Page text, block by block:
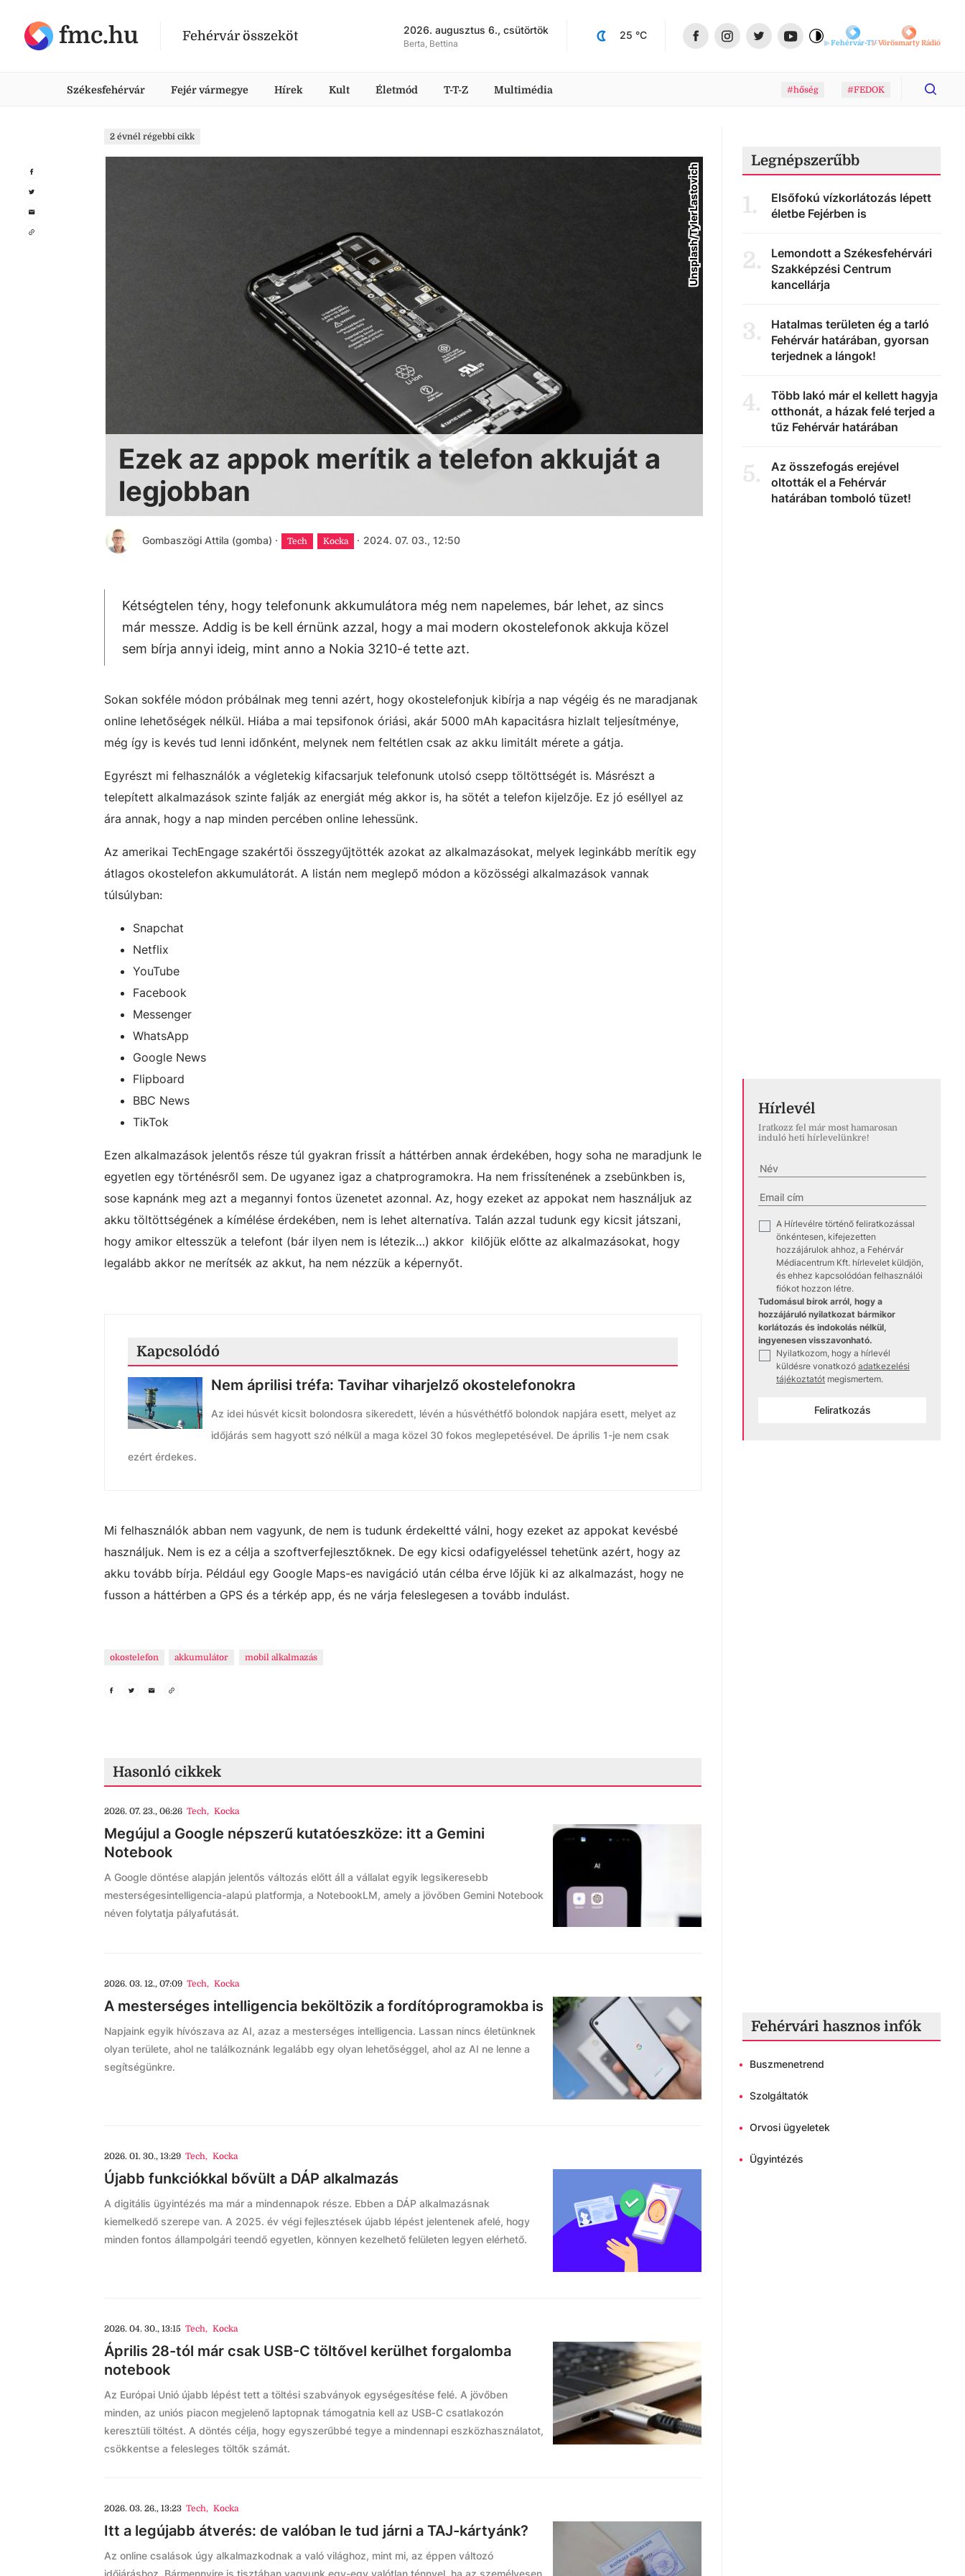
fmc.hu Fehérvár összeköt 2026. augusztus 6., csütörtök
Berta, Bettina
25 °C
Fehérvár-TVVörösmarty Rádió
Székesfehérvár Fejér vármegye Hírek Kult Életmód T-T-Z Multimédia #hőség #FEDOK
2 évnél régebbi cikk
Unsplash/TylerLastovich
Ezek az appok merítik a telefon akkuját a
legjobban
Gombaszögi Attila (gomba) · Tech Kocka · 2024. 07. 03., 12:50
Kétségtelen tény, hogy telefonunk akkumulátora még nem napelemes, bár lehet, az sincs
már messze. Addig is be kell érnünk azzal, hogy a mai modern okostelefonok akkuja közel
sem bírja annyi ideig, mint anno a Nokia 3210-é tette azt.
Sokan sokféle módon próbálnak meg tenni azért, hogy okostelefonjuk kibírja a nap végéig és ne maradjanak
online lehetőségek nélkül. Hiába a mai tepsifonok óriási, akár 5000 mAh kapacitásra hizlalt teljesítménye,
még így is kevés tud lenni időnként, melynek nem feltétlen csak az akku limitált mérete a gátja.
Egyrészt mi felhasználók a végletekig kifacsarjuk telefonunk utolsó csepp töltöttségét is. Másrészt a
telepített alkalmazások szinte falják az energiát még akkor is, ha sötét a telefon kijelzője. Ez jó eséllyel az
ára annak, hogy a nap minden percében online lehessünk.
Az amerikai TechEngage szakértői összegyűjtötték azokat az alkalmazásokat, melyek leginkább merítik egy
átlagos okostelefon akkumulátorát. A listán nem meglepő módon a közösségi alkalmazások vannak
túlsúlyban:
Snapchat
Netflix
YouTube
Facebook
Messenger
WhatsApp
Google News
Flipboard
BBC News
TikTok
Ezen alkalmazások jelentős része túl gyakran frissít a háttérben annak érdekében, hogy soha ne maradjunk le
egyetlen egy történésről sem. De ugyanez igaz a chatprogramokra. Ha nem frissítenének a zsebünkben is,
sose kapnánk meg azt a megannyi fontos üzenetet azonnal. Az, hogy ezeket az appokat nem használjuk az
akku töltöttségének a kímélése érdekében, nem is lehet alternatíva. Talán azzal tudunk egy kicsit játszani,
hogy amikor eltesszük a telefont (bár ilyen nem is létezik…) akkor kilőjük előtte az alkalmazásokat, hogy
legalább akkor ne merítsék az akkut, ha nem nézzük a képernyőt.
Kapcsolódó
Nem áprilisi tréfa: Tavihar viharjelző okostelefonokra
Az idei húsvét kicsit bolondosra sikeredett, lévén a húsvéthétfő bolondok napjára esett, melyet az
időjárás sem hagyott szó nélkül a maga közel 30 fokos meglepetésével. De április 1-je nem csak
ezért érdekes.
Mi felhasználók abban nem vagyunk, de nem is tudunk érdekeltté válni, hogy ezeket az appokat kevésbé
használjuk. Nem is ez a célja a szoftverfejlesztőknek. De egy kicsi odafigyeléssel tehetünk azért, hogy az
akku tovább bírja. Például egy Google Maps-es navigáció után célba érve lőjük ki az alkalmazást, hogy ne
fusson a háttérben a GPS és a térkép app, és ne várja feleslegesen a tovább indulást.
okostelefon akkumulátor mobil alkalmazás
Hasonló cikkek
2026. 07. 23., 06:26 Tech, Kocka
Megújul a Google népszerű kutatóeszköze: itt a Gemini
Notebook
A Google döntése alapján jelentős változás előtt áll a vállalat egyik legsikeresebb
mesterségesintelligencia-alapú platformja, a NotebookLM, amely a jövőben Gemini Notebook
néven folytatja pályafutását.
2026. 03. 12., 07:09 Tech, Kocka
A mesterséges intelligencia beköltözik a fordítóprogramokba is
Napjaink egyik hívószava az AI, azaz a mesterséges intelligencia. Lassan nincs életünknek
olyan területe, ahol ne találkoznánk legalább egy olyan lehetőséggel, ahol az AI ne lenne a
segítségünkre.
2026. 01. 30., 13:29 Tech, Kocka
Újabb funkciókkal bővült a DÁP alkalmazás
A digitális ügyintézés ma már a mindennapok része. Ebben a DÁP alkalmazásnak
kiemelkedő szerepe van. A 2025. év végi fejlesztések újabb lépést jelentenek afelé, hogy
minden fontos állampolgári teendő egyetlen, könnyen kezelhető felületen legyen elérhető.
2026. 04. 30., 13:15 Tech, Kocka
Április 28-tól már csak USB-C töltővel kerülhet forgalomba
notebook
Az Európai Unió újabb lépést tett a töltési szabványok egységesítése felé. A jövőben
minden, az uniós piacon megjelenő laptopnak támogatnia kell az USB‑C csatlakozón
keresztüli töltést. A döntés célja, hogy egyszerűbbé tegye a mindennapi eszközhasználatot,
csökkentse a felesleges töltők számát.
2026. 03. 26., 13:23 Tech, Kocka
Itt a legújabb átverés: de valóban le tud járni a TAJ-kártyánk?
Az online csalások úgy alkalmazkodnak a való világhoz, mint mi, az éppen változó
időjáráshoz. Bármennyire is tisztában vagyunk egy-egy valótlan ténnyel, ha az személyesen
Legnépszerűbb
1.
Elsőfokú vízkorlátozás lépett
életbe Fejérben is
2.
Lemondott a Székesfehérvári
Szakképzési Centrum
kancellárja
3.
Hatalmas területen ég a tarló
Fehérvár határában, gyorsan
terjednek a lángok!
4.
Több lakó már el kellett hagyja
otthonát, a házak felé terjed a
tűz Fehérvár határában
5.
Az összefogás erejével
oltották el a Fehérvár
határában tomboló tüzet!
Hírlevél
Iratkozz fel már most hamarosan
induló heti hírlevelünkre!
✓
A Hírlevélre történő feliratkozással
önkéntesen, kifejezetten
hozzájárulok ahhoz, a Fehérvár
Médiacentrum Kft. hírlevelet küldjön,
és ehhez kapcsolódóan felhasználói
fiókot hozzon létre.
Tudomásul bírok arról, hogy a
hozzájáruló nyilatkozat bármikor
korlátozás és indokolás nélkül,
ingyenesen visszavonható.
✓
Nyilatkozom, hogy a hírlevél
küldésre vonatkozó adatkezelési
tájékoztatót megismertem.
Feliratkozás
Fehérvári hasznos infók
• Buszmenetrend
• Szolgáltatók
• Orvosi ügyeletek
• Ügyintézés